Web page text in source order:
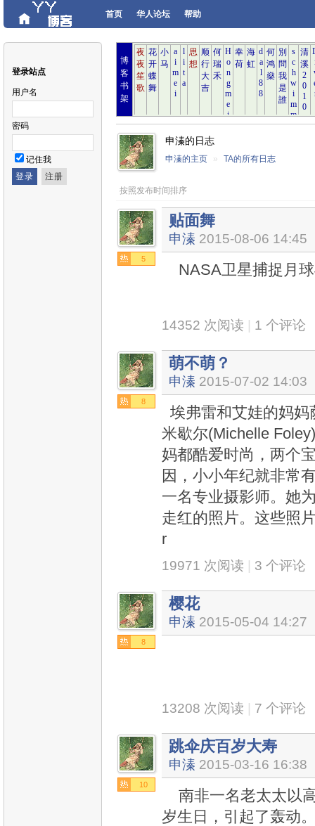
首页 华人论坛 帮助
登录站点
用户名
密码
记住我
博
客
书
架
申溱的日志
申溱的主页 » TA的所有日志
按照发布时间排序
5
贴面舞
申溱 2015-08-06 14:45
NASA卫星捕捉月球
14352 次阅读 1 个评论
8
萌不萌？
申溱 2015-07-02 14:03
埃弗雷和艾娃的妈妈
米歇尔(Michelle
妈都酷爱时尚，两个
因，小小年纪就非常
一名专业摄影师。她
走红的照片。这些照
r
19971 次阅读 3 个评论
8
樱花
申溱 2015-05-04 14:27
13208 次阅读 7 个评论
10
跳伞庆百岁大寿
申溱 2015-03-16 16:38
南非一名老太太以
岁生日，引起了轰动